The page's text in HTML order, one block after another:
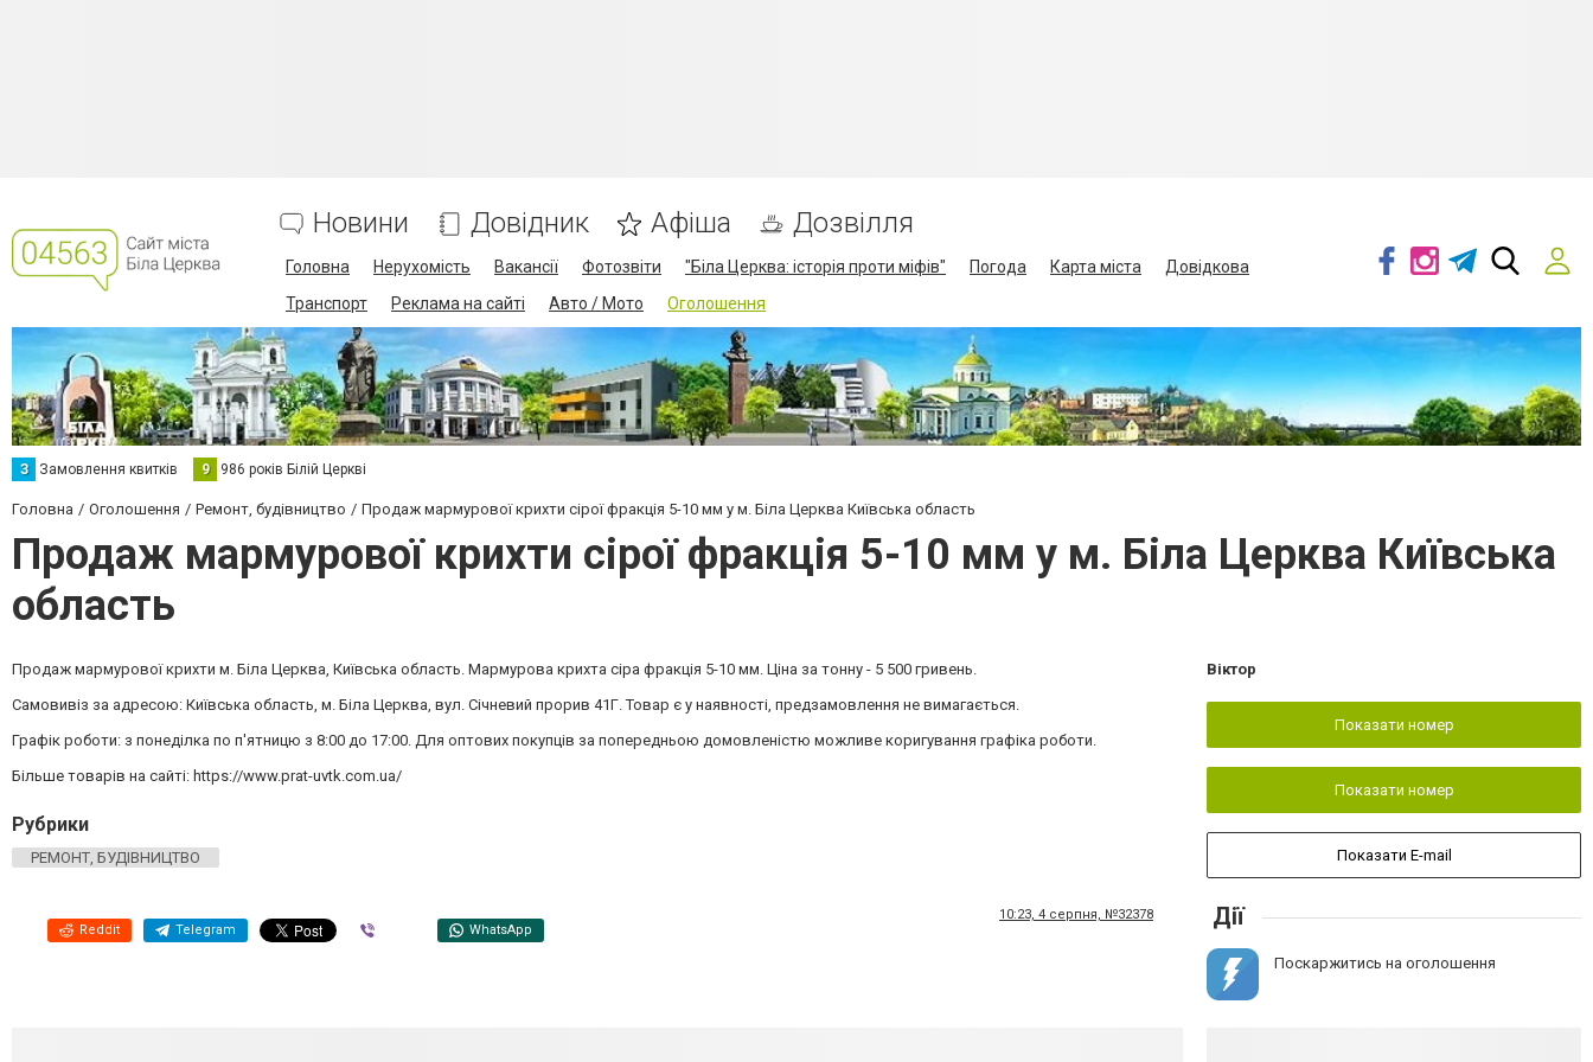
Новини Довідник Афіша Дозвілля
Головна Нерухомість Вакансії Фотозвіти "Біла Церква: історія проти міфів" Погода Карта міста
Довідкова
Транспорт
Реклама на сайті Авто / Мото Оголошення
З Замовлення квитків 9 986 років Білій Церкві
Головна Оголошення Ремонт, будівництво Продаж мармурової крихти сірої фракція 5-10 мм у м. Біла Церква Київська область
Продаж мармурової крихти сірої фракція 5-10 мм у м. Біла Церква Київська
область
Продаж мармурової крихти м. Біла Церква, Київська область. Мармурова крихта сіра фракція 5-10 мм. Ціна за тонну - 5 500 гривень.
Самовивіз за адресою: Київська область, м. Біла Церква, вул. Січневий прорив 41Г. Товар є у наявності, предзамовлення не вимагається.
Графік роботи: з понеділка по п'ятницю з 8:00 до 17:00. Для оптових покупців за попередньою домовленістю можливе коригування графіка роботи.
Більше товарів на сайті: https://www.prat-uvtk.com.ua/
Рубрики
РЕМОНТ, БУДІВНИЦТВО
Reddit Telegram WhatsApp
10:23, 4 серпня, №32378
Віктор
Показати номер
Показати номер
Показати E-mail
Дії
Поскаржитись на оголошення